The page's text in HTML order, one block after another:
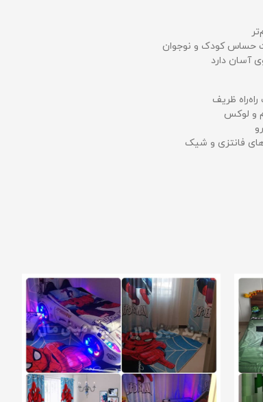
حساس کودک و نوجوان
دارد
ظریف
و لوکس
فانتزی و شیک